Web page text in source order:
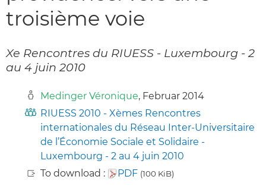
troisième voie
Xe Rencontres du RIUESS - Luxembourg - 2
au 4 juin 2010
Medinger Véronique, Februar 2014
RIUESS 2010 - Xèmes Rencontres
internationales du Réseau Inter-Universitaire
de l’Économie Sociale et Solidaire -
Luxembourg - 2 au 4 juin 2010
To download :
PDF (100 KiB)